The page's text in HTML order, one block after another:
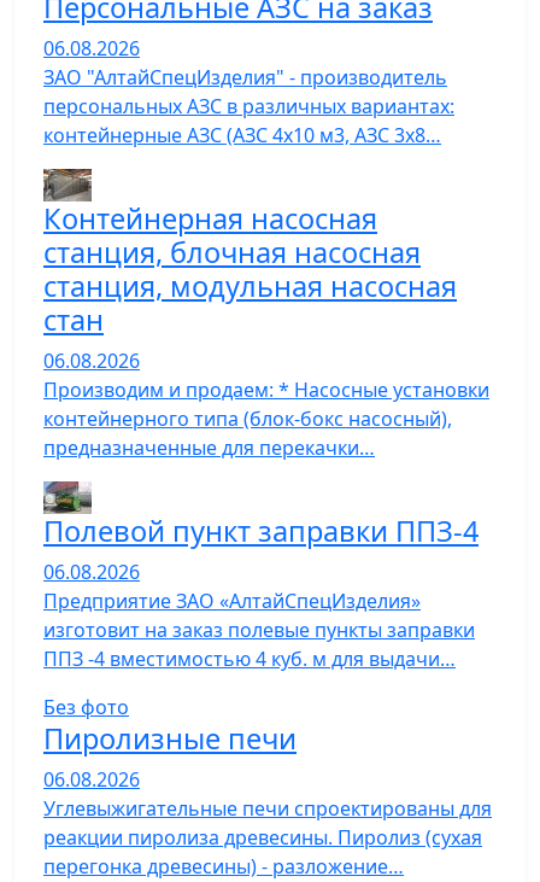
06.08.2026
ЗАО "АлтайСпецИзделия" - производитель
персональных АЗС в различных вариантах:
контейнерные АЗС (АЗС 4х10 м3, АЗС 3х8…
Контейнерная насосная
станция, блочная насосная
станция, модульная насосная
стан
06.08.2026
Производим и продаем: * Насосные установки
контейнерного типа (блок-бокс насосный),
предназначенные для перекачки…
Полевой пункт заправки ППЗ-4
06.08.2026
Предприятие ЗАО «АлтайСпецИзделия»
изготовит на заказ полевые пункты заправки
ППЗ -4 вместимостью 4 куб. м для выдачи…
Без фото
Пиролизные печи
06.08.2026
Углевыжигательные печи спроектированы для
реакции пиролиза древесины. Пиролиз (сухая
перегонка древесины) - разложение…